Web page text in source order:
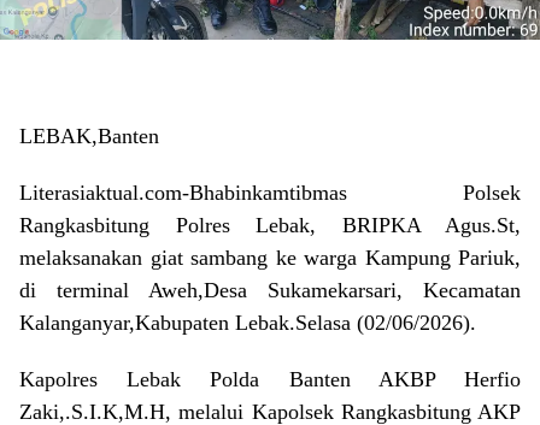
LEBAK,Banten
Literasiaktual.com-Bhabinkamtibmas Polsek
Rangkasbitung Polres Lebak, BRIPKA Agus.St,
melaksanakan giat sambang ke warga Kampung Pariuk,
di terminal Aweh,Desa Sukamekarsari, Kecamatan
Kalanganyar,Kabupaten Lebak.Selasa (02/06/2026).
Kapolres Lebak Polda Banten AKBP Herfio
Zaki,.S.I.K,M.H, melalui Kapolsek Rangkasbitung AKP